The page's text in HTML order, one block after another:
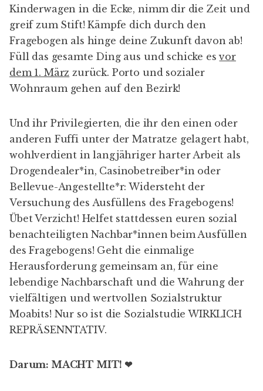
Kinderwagen in die Ecke, nimm dir die Zeit und
greif zum Stift! Kämpfe dich durch den
Fragebogen als hinge deine Zukunft davon ab!
Füll das gesamte Ding aus und schicke esvor
dem 1. März zurück. Porto und sozialer
Wohnraum gehen auf den Bezirk!
Und ihr Privilegierten, die ihr den einen oder
anderen Fuffi unter der Matratze gelagert habt,
wohlverdient in langjähriger harter Arbeit als
Drogendealer*in, Casinobetreiber*in oder
Bellevue-Angestellte*r: Widersteht der
Versuchung des Ausfüllens des Fragebogens!
Übet Verzicht! Helfet stattdessen euren sozial
benachteiligten Nachbar*innen beim Ausfüllen
des Fragebogens! Geht die einmalige
Herausforderung gemeinsam an, für eine
lebendige Nachbarschaft und die Wahrung der
vielfältigen und wertvollen Sozialstruktur
Moabits! Nur so ist die Sozialstudie WIRKLICH
REPRÄSENNTATIV.
Darum: MACHT MIT! ❤